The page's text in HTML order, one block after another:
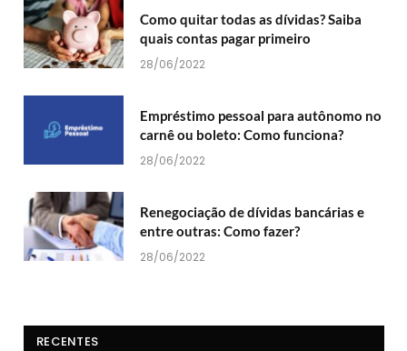
Como quitar todas as dívidas? Saiba
quais contas pagar primeiro
28/06/2022
Empréstimo pessoal para autônomo no
carnê ou boleto: Como funciona?
28/06/2022
Renegociação de dívidas bancárias e
entre outras: Como fazer?
28/06/2022
RECENTES